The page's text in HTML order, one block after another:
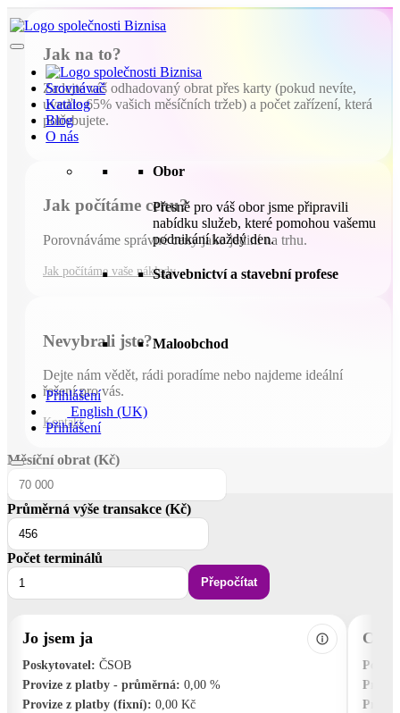
Srovnávač
Katalog
Blog
O nás
Obor
Přesně pro váš obor jsme připravili
nabídku služeb, které pomohou vašemu
podnikání každý den.
Stavebnictví a stavební profese
Maloobchod
Přihlášení
English (UK)
Přihlášení
Jak na to?
Zadejte váš odhadovaný obrat přes karty (pokud nevíte,
uveďte 65% vašich měsíčních tržeb) a počet zařízení, která
potřebujete.
Jak počítáme cenu?
Porovnáváme správné ceny jako jediní na trhu.
Jak počítáme vaše náklady
Nevybrali jste?
Dejte nám vědět, rádi poradíme nebo najdeme ideální
řešení pro vás.
Kontakt
Měsíční obrat (Kč)
Průměrná výše transakce (Kč)
Počet terminálů
Přepočítat
Jo jsem ja
Poskytovatel: ČSOB
Provize z platby - průměrná: 0,00 %
Provize z platby (fixní): 0,00 Kč